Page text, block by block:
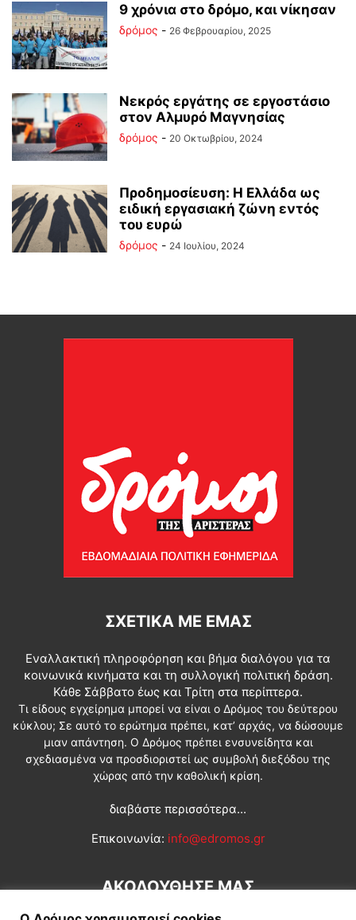
9 χρόνια στο δρόμο, και νίκησαν
δρόμος - 26 Φεβρουαρίου, 2025
Νεκρός εργάτης σε εργοστάσιο
στον Αλμυρό Μαγνησίας
δρόμος - 20 Οκτωβρίου, 2024
Προδημοσίευση: Η Ελλάδα ως
ειδική εργασιακή ζώνη εντός
του ευρώ
δρόμος - 24 Ιουλίου, 2024
ΣΧΕΤΙΚΆ ΜΕ ΕΜΆΣ
Εναλλακτική πληροφόρηση και βήμα διαλόγου για τα
κοινωνικά κινήματα και τη συλλογική πολιτική δράση.
Κάθε Σάββατο έως και Τρίτη στα περίπτερα.
Τι είδους εγχείρημα μπορεί να είναι ο Δρόμος του δεύτερου
κύκλου; Σε αυτό το ερώτημα πρέπει, κατ’ αρχάς, να δώσουμε
μιαν απάντηση. Ο Δρόμος πρέπει ενσυνείδητα και
σχεδιασμένα να προσδιοριστεί ως συμβολή διεξόδου της
χώρας από την καθολική κρίση.
διαβάστε περισσότερα...
Επικοινωνία: info@edromos.gr
ΑΚΟΛΟΥΘΗΣΕ ΜΑΣ